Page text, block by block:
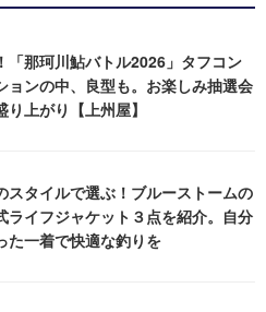
「那珂川鮎バトル2026」タフコン
ョンの中、良型も。お楽しみ抽選会
り上がり【上州屋】
スタイルで選ぶ！ブルーストームの
ライフジャケット３点を紹介。自分
た一着で快適な釣りを